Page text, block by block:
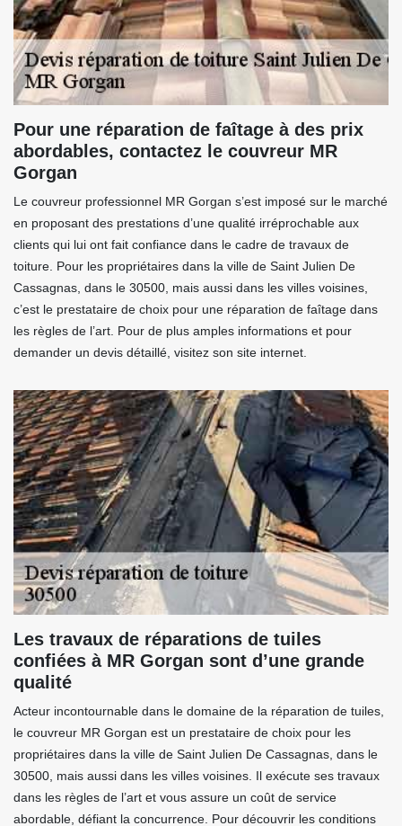
Pour une réparation de faîtage à des prix
abordables, contactez le couvreur MR
Gorgan
Le couvreur professionnel MR Gorgan s’est imposé sur le marché
en proposant des prestations d’une qualité irréprochable aux
clients qui lui ont fait confiance dans le cadre de travaux de
toiture. Pour les propriétaires dans la ville de Saint Julien De
Cassagnas, dans le 30500, mais aussi dans les villes voisines,
c’est le prestataire de choix pour une réparation de faîtage dans
les règles de l’art. Pour de plus amples informations et pour
demander un devis détaillé, visitez son site internet.
Les travaux de réparations de tuiles
confiées à MR Gorgan sont d’une grande
qualité
Acteur incontournable dans le domaine de la réparation de tuiles,
le couvreur MR Gorgan est un prestataire de choix pour les
propriétaires dans la ville de Saint Julien De Cassagnas, dans le
30500, mais aussi dans les villes voisines. Il exécute ses travaux
dans les règles de l’art et vous assure un coût de service
abordable, défiant la concurrence. Pour découvrir les conditions